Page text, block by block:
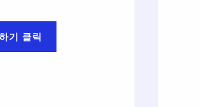
기 클릭